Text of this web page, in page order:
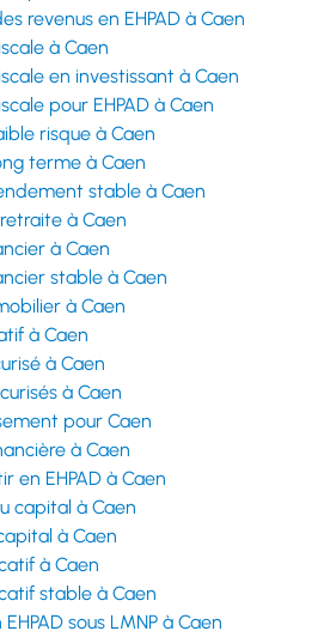
revenus en EHPAD à Caen
à Caen
en investissant à Caen
pour EHPAD à Caen
risque à Caen
terme à Caen
stable à Caen
à Caen
à Caen
stable à Caen
à Caen
à Caen
à Caen
à Caen
pour Caen
à Caen
en EHPAD à Caen
capital à Caen
à Caen
à Caen
stable à Caen
sous LMNP à Caen